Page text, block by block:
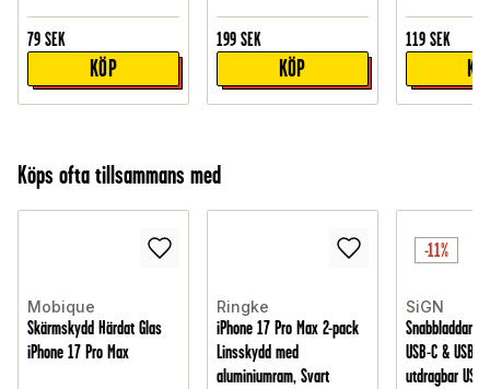
79 SEK
KÖP
199 SEK
KÖP
119 SEK
Köps ofta tillsammans med
Mobique
Skärmskydd Härdat Glas
iPhone 17 Pro Max
Ringke
iPhone 17 Pro Max 2-pack
Linsskydd med
aluminiumram, Svart
-11%
SiGN
Snabbladdare
USB-C & USB-
utdragbar